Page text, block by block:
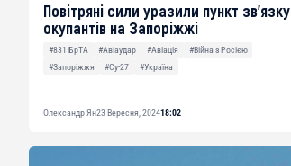
Повітряні сили уразили пункт зв’язку
окупантів на Запоріжжі
#831 БрТА #Авіаудар #Авіація
#Війна з Росією
#Запоріжжя
#Су-27 #Україна
Олександр Ян23 Вересня, 202418:02